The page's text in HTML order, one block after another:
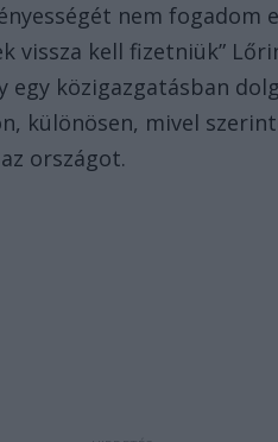
nem fogadom
vissza kell fizetniük”
közigazgatásban
különösen, mivel
országot.